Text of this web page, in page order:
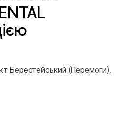
Берестейський (Перемоги),